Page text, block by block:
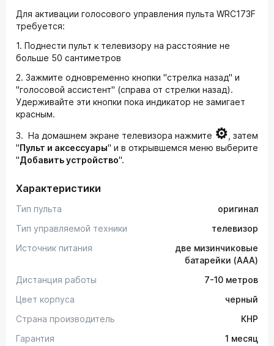
Для активации голосового управления пульта WRC173F
требуется:
1. Поднести пульт к телевизору на расстояние не
больше 50 сантиметров
2. Зажмите одновременно кнопки "стрелка назад" и
"голосовой ассистент" (справа от стрелки назад).
Удерживайте эти кнопки пока индикатор не замигает
красным.
3. На домашнем экране телевизора нажмите ⚙ , затем
"Пульт и аксессуары" и в открывшемся меню выберите
"Добавить устройство".
Характеристики
Тип пульта
оригинал
Тип управляемой техники
телевизор
Источник питания
две мизинчиковые
батарейки (AAA)
Дистанция работы
7-10 метров
Цвет корпуса
черный
Страна производитель
КНР
Гарантия
1 месяц